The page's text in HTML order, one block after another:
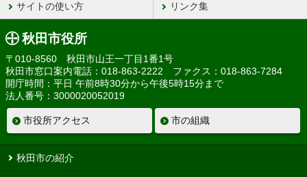
サイトの使い方 リンク集
秋田市役所
〒010-8560 秋田市山王一丁目1番1号
秋田市窓口案内電話：018-863-2222 ファクス：018-863-7284
開庁時間：平日 午前8時30分から午後5時15分まで
法人番号：3000020052019
市役所アクセス 市の組織
秋田市の紹介